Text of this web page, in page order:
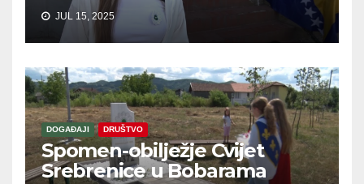
JUL 15, 2025
DOGAĐAJI DRUŠTVO
Spomen-obilježje Cvijet
Srebrenice u Bobarama